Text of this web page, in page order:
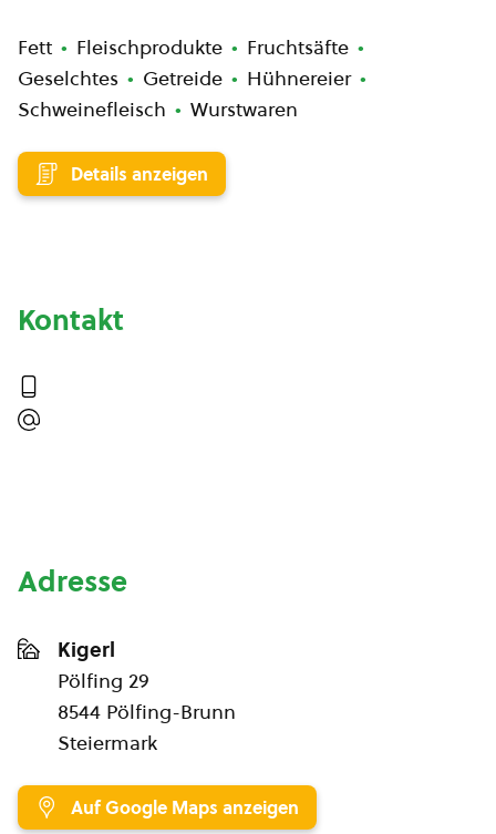
Fett Fleischprodukte
Fruchtsäfte
Geselchtes
Getreide
Hühnereier
Schweinefleisch
Wurstwaren
Details anzeigen
Kontakt
Adresse
Kigerl
Pölfing 29
8544 Pölfing-Brunn
Steiermark
Auf Google Maps anzeigen